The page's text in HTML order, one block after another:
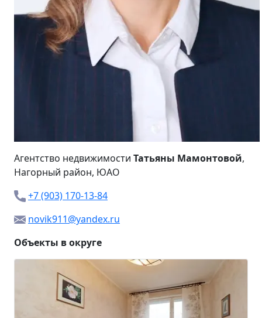
Агентство недвижимости Татьяны Мамонтовой,
Нагорный район, ЮАО
+7 (903) 170-13-84
novik911@yandex.ru
Объекты в округе